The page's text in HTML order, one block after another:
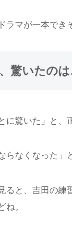
ラマが一本でき
驚いたの
に驚いた」と、
らなくなった
ると、吉田の練
ね。